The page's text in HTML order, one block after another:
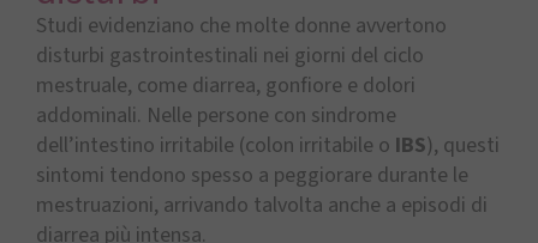
Studi evidenziano che molte donne avvertono
disturbi gastrointestinali nei giorni del ciclo
mestruale, come diarrea, gonfiore e dolori
addominali. Nelle persone con sindrome
dell’intestino irritabile (colon irritabile o IBS), questi
sintomi tendono spesso a peggiorare durante le
mestruazioni, arrivando talvolta anche a episodi di
diarrea più intensa.